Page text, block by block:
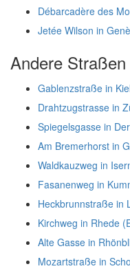
Débarcadère des
Jetée Wilson in
Andere Straßen
Gablenzstraße in Kiel
Drahtzugstrasse in
Spiegelsgasse in
Am Bremerhorst in
Waldkauzweg in
Fasanenweg in
Heckbrunnstraße in
Kirchweg in Rhede
Alte Gasse in
Mozartstraße in